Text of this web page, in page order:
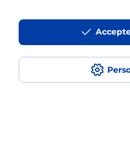
Est-ce que je peux
en plusieurs fois